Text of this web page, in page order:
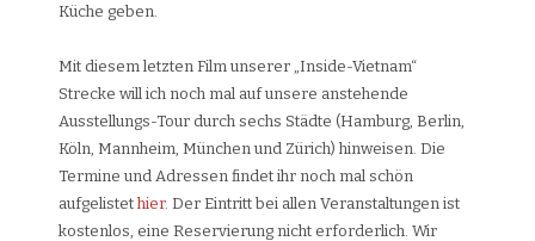
Küche geben.
Mit diesem letzten Film unserer „Inside-Vietnam“
Strecke will ich noch mal auf unsere anstehende
Ausstellungs-Tour durch sechs Städte (Hamburg, Berlin,
Köln, Mannheim, München und Zürich) hinweisen. Die
Termine und Adressen findet ihr noch mal schön
aufgelistet hier. Der Eintritt bei allen Veranstaltungen ist
kostenlos, eine Reservierung nicht erforderlich. Wir